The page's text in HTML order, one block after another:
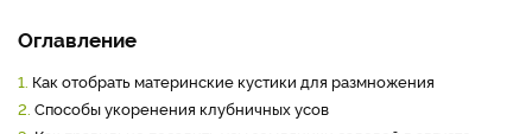
Оглавление
1. Как отобрать материнские кустики для размножения
2. Способы укоренения клубничных усов